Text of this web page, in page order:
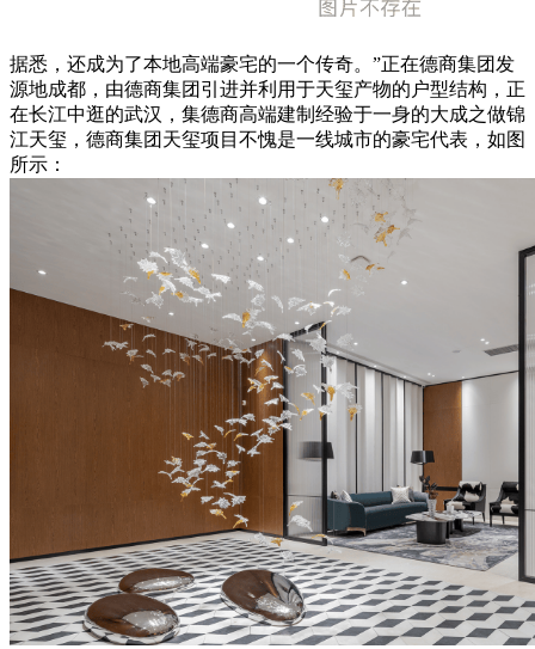
据悉，还成为了本地高端豪宅的一个传奇。”正在德商集团发
源地成都，由德商集团引进并利用于天玺产物的户型结构，正
在长江中逛的武汉，集德商高端建制经验于一身的大成之做锦
江天玺，德商集团天玺项目不愧是一线城市的豪宅代表，如图
所示：